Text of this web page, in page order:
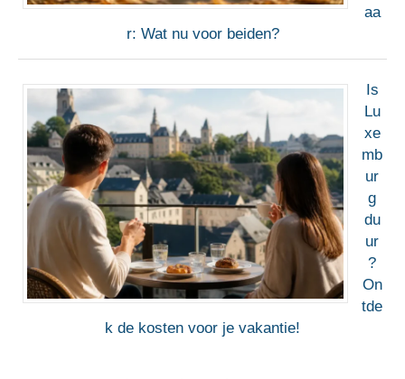
aa
r: Wat nu voor beiden?
Is
Lu
xe
mb
ur
g
du
ur
?
On
tde
k de kosten voor je vakantie!